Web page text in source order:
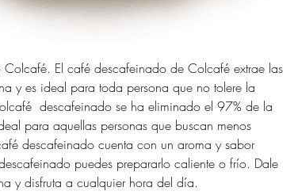
El café descafeinado de Colcafé extrae las
y es ideal para toda persona que no tolere la
descafeinado se ha eliminado el 97% de la
para aquellas personas que buscan menos
descafeinado cuenta con un aroma y sabor
puedes prepararlo caliente o frío. Dale
y disfruta a cualquier hora del día.